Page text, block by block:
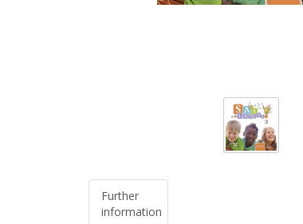
Further
information